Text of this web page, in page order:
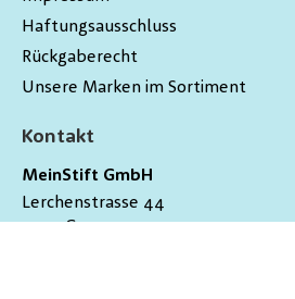
Kontakt
MeinStift GmbH
Lerchenstrasse 44
9200 Gossau
Haftungsausschluss
Rückgaberecht
Unsere Marken im Sortiment